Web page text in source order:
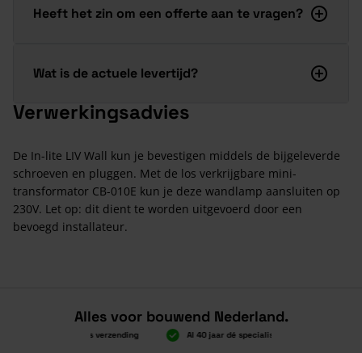
Heeft het zin om een offerte aan te vragen?
Wat is de actuele levertijd?
Verwerkingsadvies
De In-lite LIV Wall kun je bevestigen middels de bijgeleverde
schroeven en pluggen. Met de los verkrijgbare mini-
transformator CB-010E kun je deze wandlamp aansluiten op
230V. Let op: dit dient te worden uitgevoerd door een
bevoegd installateur.
Alles voor bouwend Nederland.
Boven 2.000 gratis verzending Al 40 jaar dé specialist